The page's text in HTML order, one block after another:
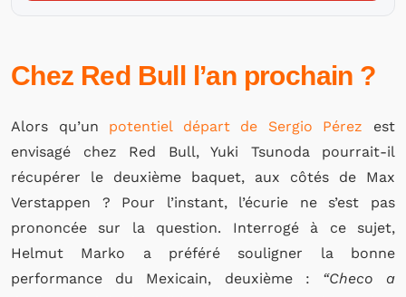
Chez Red Bull l’an prochain ?
Alors qu’un potentiel départ de Sergio Pérez est
envisagé chez Red Bull, Yuki Tsunoda pourrait-il
récupérer le deuxième baquet, aux côtés de Max
Verstappen ? Pour l’instant, l’écurie ne s’est pas
prononcée sur la question. Interrogé à ce sujet,
Helmut Marko a préféré souligner la bonne
performance du Mexicain, deuxième : “Checo a